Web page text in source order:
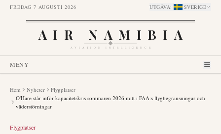
FREDAG 7 AUGUSTI 2026 UTGÅVA: SVERIGE
AIR NAMIBIA
AVIATION INTELLIGENCE
MENY
Hem Nyheter
Flygplatser
O'Hare står inför kapacitetskris sommaren 2026 mitt i FAA:s flygbegränsningar och
väderstörningar
Flygplatser